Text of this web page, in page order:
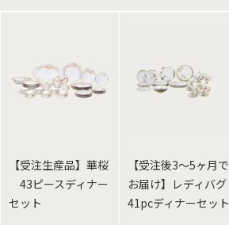
【受注生産品】華桜
43ピースディナー
セット
【受注後3～5ヶ月で
お届け】レディバグ
41pcディナーセット